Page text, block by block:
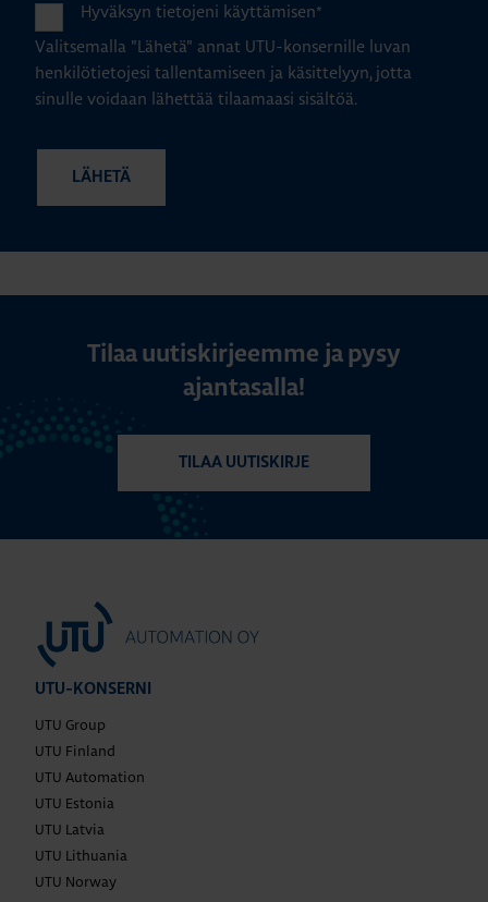
Hyväksyn tietojeni käyttämisen*
Valitsemalla "Lähetä" annat UTU-konsernille luvan
henkilötietojesi tallentamiseen ja käsittelyyn, jotta
sinulle voidaan lähettää tilaamaasi sisältöä.
Tilaa uutiskirjeemme ja pysy
ajantasalla!
TILAA UUTISKIRJE
UTU-KONSERNI
UTU Group
UTU Finland
UTU Automation
UTU Estonia
UTU Latvia
UTU Lithuania
UTU Norway